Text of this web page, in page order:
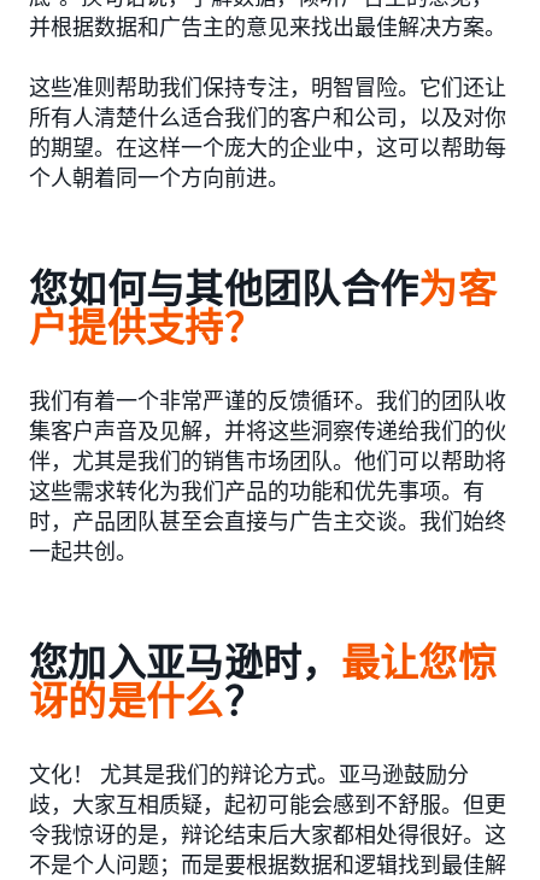
并根据数据和广告主的意见来找出最佳解决方案。
这些准则帮助我们保持专注，明智冒险。它们还让
所有人清楚什么适合我们的客户和公司，以及对你
的期望。在这样一个庞大的企业中，这可以帮助每
个人朝着同一个方向前进。
您如何与其他团队合作为客
户提供支持？
我们有着一个非常严谨的反馈循环。我们的团队收
集客户声音及见解，并将这些洞察传递给我们的伙
伴，尤其是我们的销售市场团队。他们可以帮助将
这些需求转化为我们产品的功能和优先事项。有
时，产品团队甚至会直接与广告主交谈。我们始终
一起共创。
您加入亚马逊时， 最让您惊
讶的是什么？
文化！ 尤其是我们的辩论方式。亚马逊鼓励分
歧，大家互相质疑，起初可能会感到不舒服。但更
令我惊讶的是，辩论结束后大家都相处得很好。这
不是个人问题；而是要根据数据和逻辑找到最佳解